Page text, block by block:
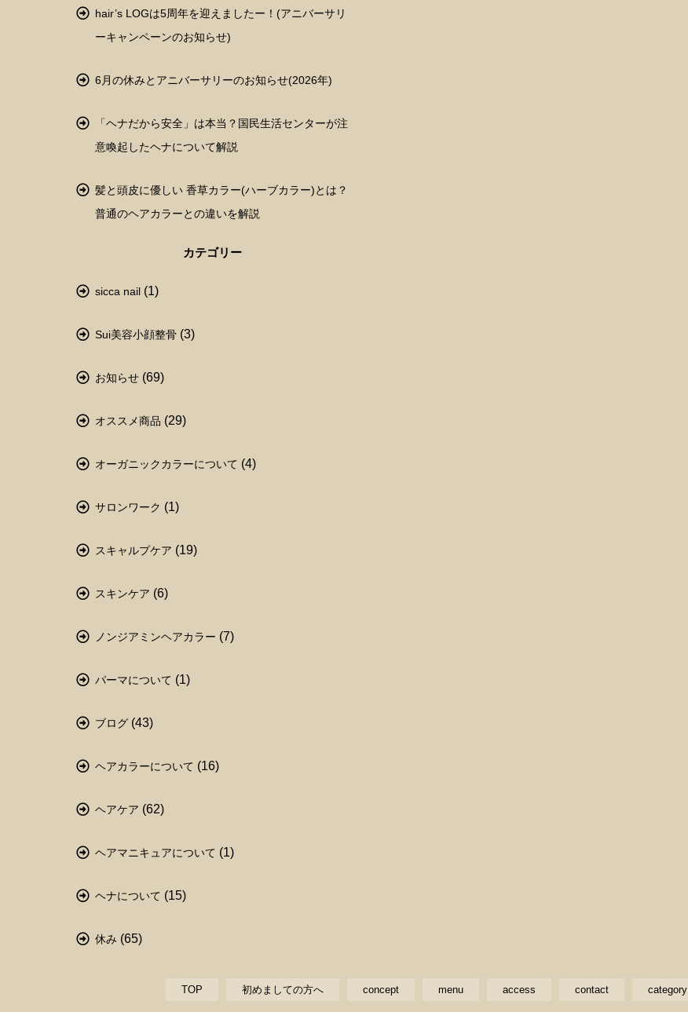
hair’s LOGは5周年を迎えましたー！(アニバーサリ
ーキャンペーンのお知らせ)
6月の休みとアニバーサリーのお知らせ(2026年)
「ヘナだから安全」は本当？国民生活センターが注
意喚起したヘナについて解説
髪と頭皮に優しい 香草カラー(ハーブカラー)とは？
普通のヘアカラーとの違いを解説
カテゴリー
sicca nail (1)
Sui美容小顔整骨 (3)
お知らせ (69)
オススメ商品 (29)
オーガニックカラーについて (4)
サロンワーク (1)
スキャルプケア (19)
スキンケア (6)
ノンジアミンヘアカラー (7)
パーマについて (1)
ブログ (43)
ヘアカラーについて (16)
ヘアケア (62)
ヘアマニキュアについて (1)
ヘナについて (15)
休み (65)
TOP 初めましての方へ concept menu access contact category